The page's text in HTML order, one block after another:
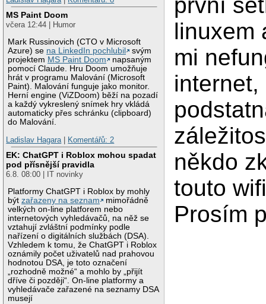
MS Paint Doom
včera 12:44 | Humor
Mark Russinovich (CTO v Microsoft
Azure) se na LinkedIn pochlubil
svým
projektem MS Paint Doom
napsaným
pomocí Claude. Hru Doom umožňuje
hrát v programu Malování (Microsoft
Paint). Malování funguje jako monitor.
Herní engine (ViZDoom) běží na pozadí
a každý vykreslený snímek hry vkládá
automaticky přes schránku (clipboard)
do Malování.
Ladislav Hagara
Komentářů: 2
EK: ChatGPT i Roblox mohou spadat
pod přísnější pravidla
6.8. 08:00 | IT novinky
Platformy ChatGPT i Roblox by mohly
býtzařazeny na seznam
mimořádně
velkých on-line platforem nebo
internetových vyhledávačů, na něž se
vztahují zvláštní podmínky podle
nařízení o digitálních službách (DSA).
Vzhledem k tomu, že ChatGPT i Roblox
oznámily počet uživatelů nad prahovou
hodnotou DSA, je toto označení
„rozhodně možné“ a mohlo by „přijít
dříve či později“. On-line platformy a
vyhledávače zařazené na seznamy DSA
musejí
první
linuxem
mi
někdo
touto
Prosím